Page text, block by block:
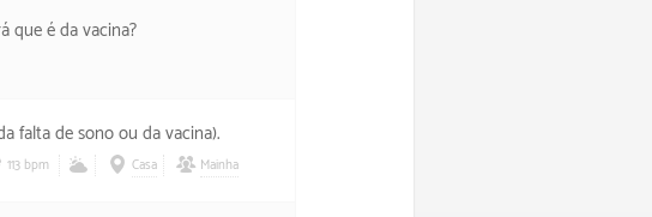
que é da vacina?
falta de sono ou da vacina).
113 bpm Casa Mainha